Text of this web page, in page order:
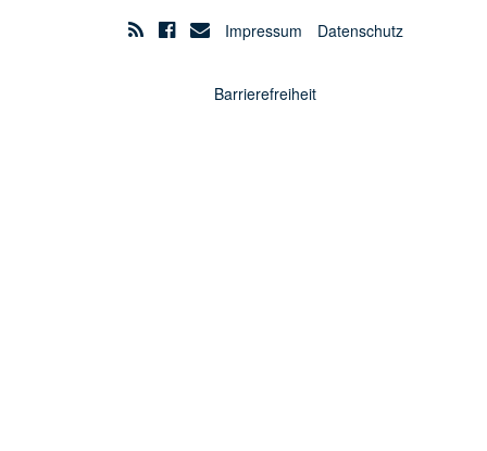
Impressum Datenschutz
Barrierefreiheit